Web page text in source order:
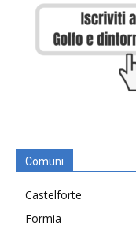
Comuni
Castelforte
Formia